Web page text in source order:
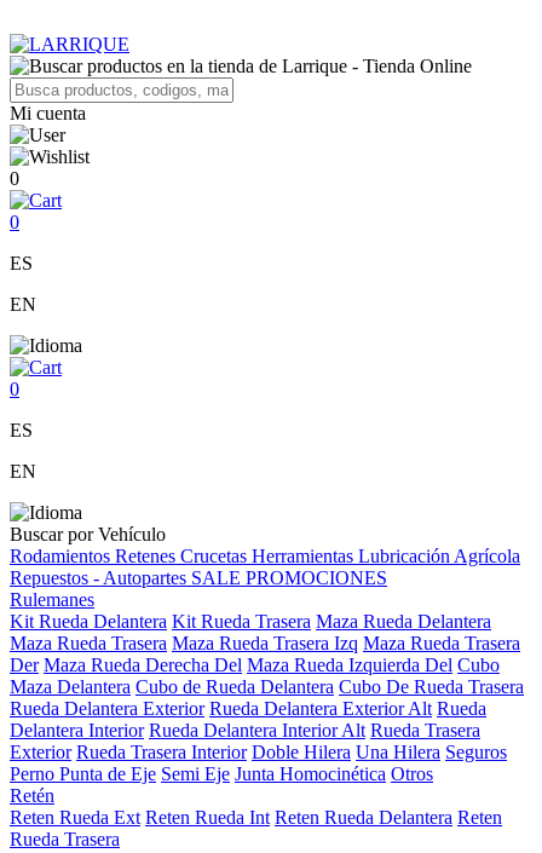
Mi cuenta
0
0
ES
EN
0
ES
EN
Buscar por Vehículo
Rodamientos Retenes Crucetas Herramientas Lubricación Agrícola
Repuestos - Autopartes SALE PROMOCIONES
Rulemanes
Kit Rueda Delantera Kit Rueda Trasera Maza Rueda Delantera
Maza Rueda Trasera Maza Rueda Trasera Izq Maza Rueda Trasera
Der Maza Rueda Derecha Del Maza Rueda Izquierda Del Cubo
Maza Delantera Cubo de Rueda Delantera Cubo De Rueda Trasera
Rueda Delantera Exterior Rueda Delantera Exterior Alt Rueda
Delantera Interior Rueda Delantera Interior Alt Rueda Trasera
Exterior Rueda Trasera Interior Doble Hilera Una Hilera Seguros
Perno Punta de Eje Semi Eje Junta Homocinética Otros
Retén
Reten Rueda Ext Reten Rueda Int Reten Rueda Delantera Reten
Rueda Trasera